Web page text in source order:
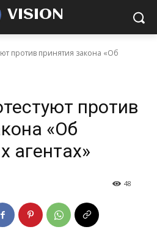
VISION
против принятия закона «Об
против
«Об
агентах»
48